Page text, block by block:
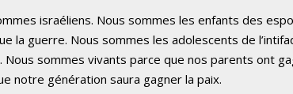
israéliens. Nous sommes les enfants des
la guerre. Nous sommes les adolescents de
Nous sommes vivants parce que nos parents ont
notre génération saura gagner la paix.